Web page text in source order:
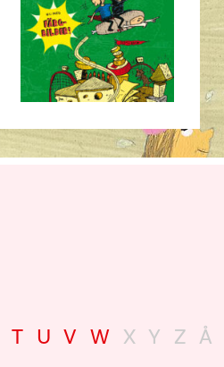
T U V W X Y Z Å